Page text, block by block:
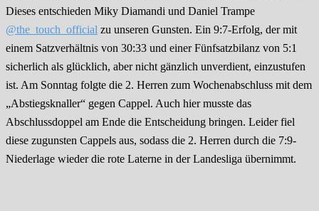
Dieses entschieden Miky Diamandi und Daniel Trampe
@the_touch_official zu unseren Gunsten. Ein 9:7-Erfolg, der mit
einem Satzverhältnis von 30:33 und einer Fünfsatzbilanz von 5:1
sicherlich als glücklich, aber nicht gänzlich unverdient, einzustufen
ist. Am Sonntag folgte die 2. Herren zum Wochenabschluss mit dem
„Abstiegsknaller“ gegen Cappel. Auch hier musste das
Abschlussdoppel am Ende die Entscheidung bringen. Leider fiel
diese zugunsten Cappels aus, sodass die 2. Herren durch die 7:9-
Niederlage wieder die rote Laterne in der Landesliga übernimmt.